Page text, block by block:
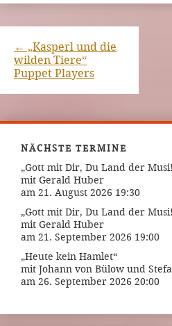
← „Kasperl und die
wilden Tiere“
Puppet Players
NÄCHSTE TERMINE
„Gott mit Dir, Du Land der
mit Gerald Huber
am 21. August 2026 19:30
„Gott mit Dir, Du Land der
mit Gerald Huber
am 21. September 2026 19:00
„Heute kein Hamlet“
mit Johann von Bülow und
am 26. September 2026 20:00